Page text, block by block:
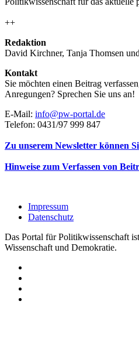
++
Redaktion
David Kirchner, Tanja Thomsen und
Kontakt
Sie möchten einen Beitrag
Anregungen? Sprechen Sie uns an!
E-Mail: info@pw-portal.de
Telefon: 0431/97 999 847
Zu unserem Newsletter können
Hinweise zum Verfassen von
Impressum
Datenschutz
Das Portal für Politikwissenschaft
Wissenschaft und Demokratie.